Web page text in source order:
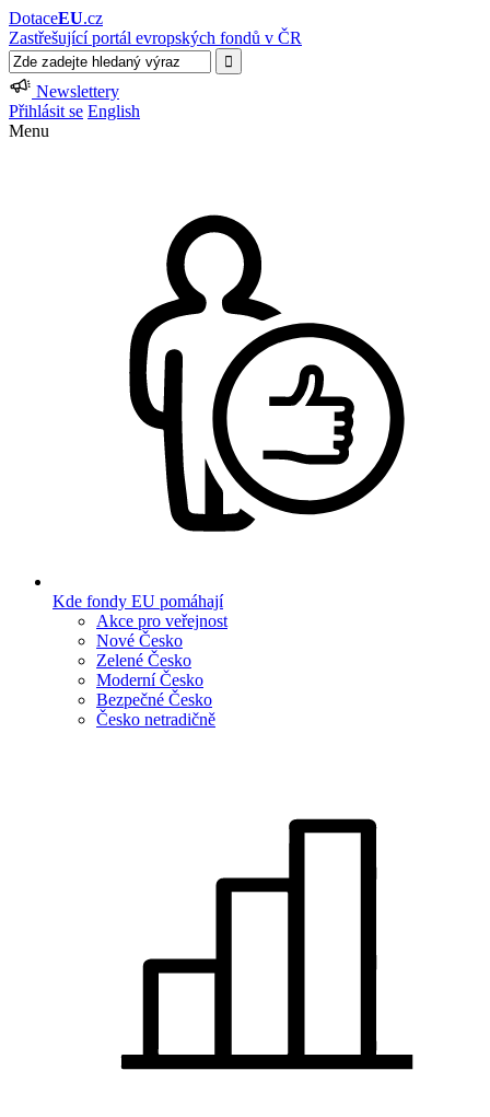
DotaceEU.cz
Zastřešující portál evropských fondů v ČR
Newslettery
Přihlásit se English
Menu
Kde fondy EU pomáhají
Akce pro veřejnost
Nové Česko
Zelené Česko
Moderní Česko
Bezpečné Česko
Česko netradičně